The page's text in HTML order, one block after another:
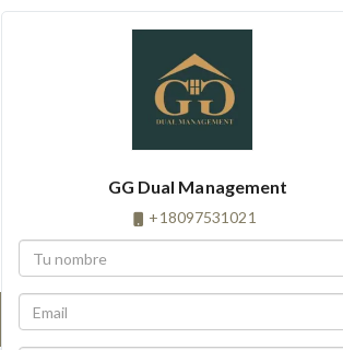
GG Dual Management
+18097531021